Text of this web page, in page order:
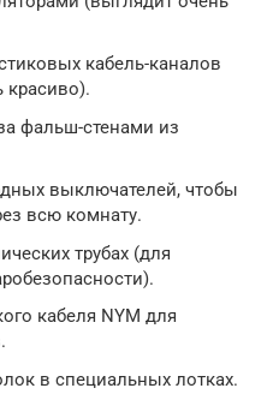
кабель-каналов
красиво).
фальш-стенами из
выключателей, чтобы
всю комнату.
трубах (для
кабеля NYM для
в специальных лотках.